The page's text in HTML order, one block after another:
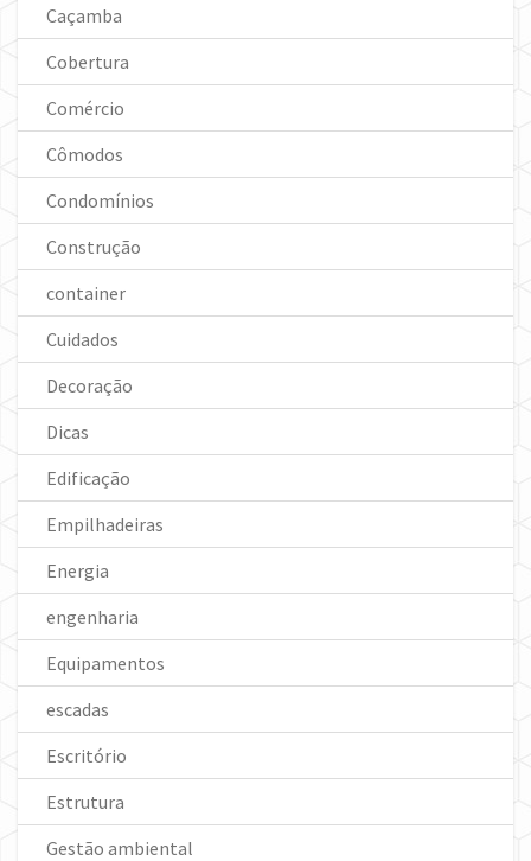
Caçamba
Cobertura
Comércio
Cômodos
Condomínios
Construção
container
Cuidados
Decoração
Dicas
Edificação
Empilhadeiras
Energia
engenharia
Equipamentos
escadas
Escritório
Estrutura
Gestão ambiental